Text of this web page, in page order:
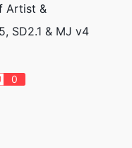
Artist &
SD2.1 & MJ v4
0